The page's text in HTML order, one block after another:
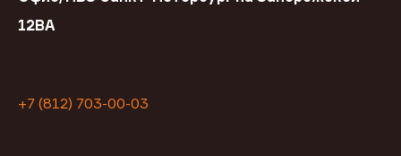
12ВА
+7 (812) 703-00-03